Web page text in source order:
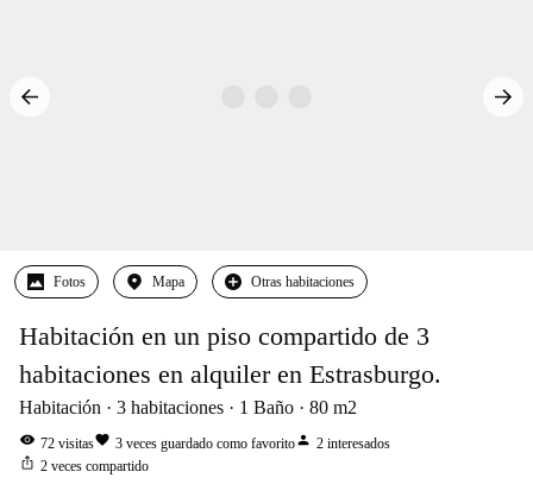
Fotos Mapa Otras habitaciones
Habitación en un piso compartido de 3
habitaciones en alquiler en Estrasburgo.
Habitación 3 habitaciones 1 Baño 80 m2
visibility 72 visitasfavorite 3 veces guardado como favoritoperson 2 interesados
ios_share 2 veces compartido